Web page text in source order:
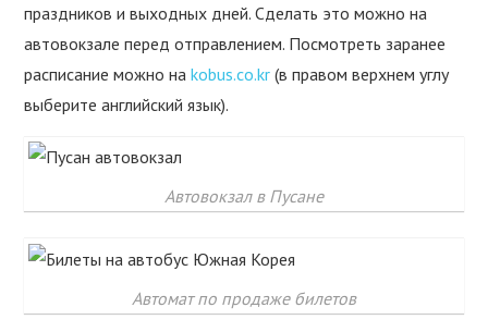
праздников и выходных дней. Сделать это можно на
автовокзале перед отправлением. Посмотреть заранее
расписание можно наkobus.co.kr (в правом верхнем углу
выберите английский язык).
Автовокзал в Пусане
Автомат по продаже билетов